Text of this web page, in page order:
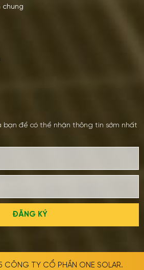
chung
bạn để có thể nhận thông tin sớm nhất
ĐĂNG KÝ
CÔNG TY CỔ PHẦN ONE SOLAR.